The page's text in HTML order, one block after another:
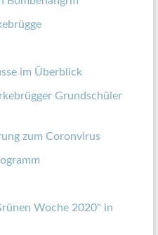
im Überblick
Grundschüler
zum Coronvirus
Woche 2020" in